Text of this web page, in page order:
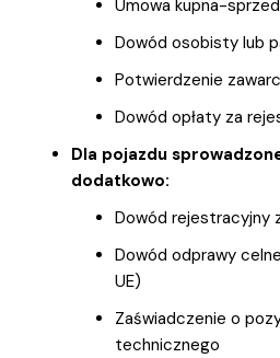
Umowa kupna-
Dowód osobisty lub
Potwierdzenie
Dowód opłaty za
Dla pojazdu
dodatkowo:
Dowód rejestracyjny
Dowód odprawy
UE)
Zaświadczenie o
technicznego